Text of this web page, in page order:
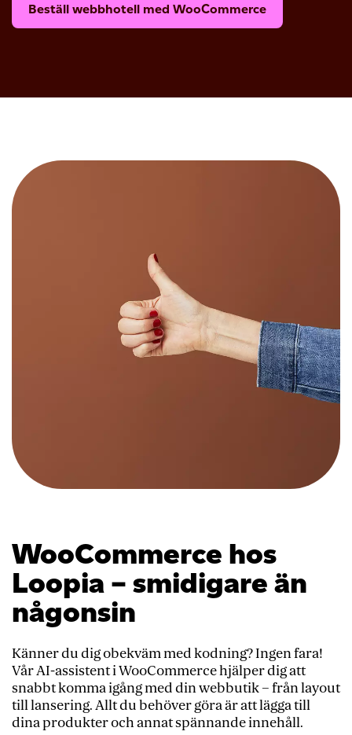
Beställ webbhotell med WooCommerce
WooCommerce hos
Loopia – smidigare än
någonsin
Känner du dig obekväm med kodning? Ingen fara!
Vår AI-assistent i WooCommerce hjälper dig att
snabbt komma igång med din webbutik – från layout
till lansering. Allt du behöver göra är att lägga till
dina produkter och annat spännande innehåll.